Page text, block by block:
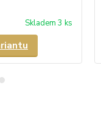
Skladem 3 ks